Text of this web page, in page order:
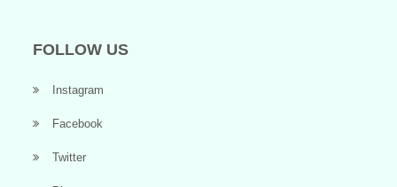
FOLLOW US
Instagram
Facebook
Twitter